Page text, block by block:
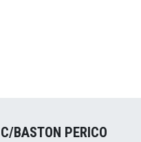
BASTON PERICO